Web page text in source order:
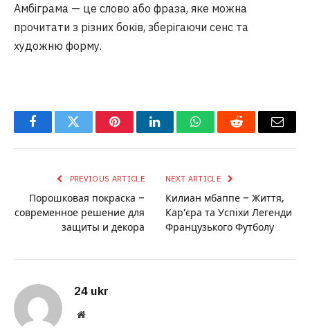
Амбіграма — це слово або фраза, яке можна
прочитати з різних боків, зберігаючи сенс та
художню форму.
FacebookTwitter PinterestLinkedInWhatsAppReddit Email
PREVIOUS ARTICLE
Порошковая покраска –
современное решение для
защиты и декора
NEXT ARTICLE
Килиан мбаппе – Життя,
Кар’єра та Успіхи Легенди
Французького Футболу
24 ukr
Website